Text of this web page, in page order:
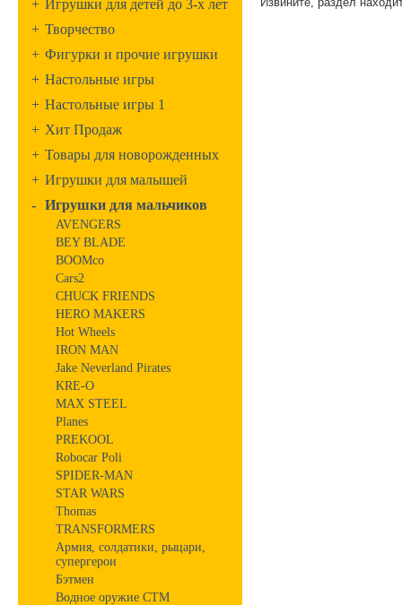
+ Игрушки для детей до 3-х лет
+ Творчество
+ Фигурки и прочие игрушки
+ Настольные игры
+ Настольные игры 1
+ Хит Продаж
+ Товары для новорожденных
+ Игрушки для малышей
- Игрушки для мальчиков
AVENGERS
BEY BLADE
BOOMco
Cars2
CHUCK FRIENDS
HERO MAKERS
Hot Wheels
IRON MAN
Jake Neverland Pirates
KRE-O
MAX STEEL
Planes
PREKOOL
Robocar Poli
SPIDER-MAN
STAR WARS
Thomas
TRANSFORMERS
Армия, солдатики, рыцари,
супергерои
Бэтмен
Водное оружие СТМ